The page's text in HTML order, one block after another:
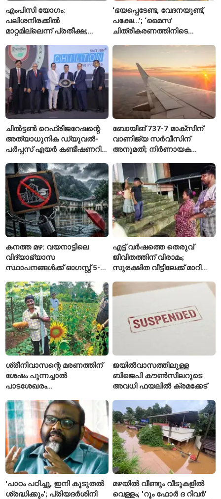
എംപിസി യോഗം:
പലിശനിരക്കിൽ
മാറ്റമില്ലെന്ന് പ്രതീക്ഷ;
ജാഗ്രതയോടെ ആർബിഐ
‘ഭയപ്പെടേണ്ട, വേദനയുണ്ട്,
പക്ഷേ…’; ‘മൈസ’
ചിത്രീകരണത്തിനിടെ
ആദ്യമായി പ്രതികരിച്ച്
രശ്മിക മന്ദാന
ചിൽട്ടൺ റെഫ്രിജറേഷന്റെ
അത്യാധുനിക ഡ്യുവൽ-
പർപ്പസ് എയർ കണ്ടീഷണറിന്
പുരസ്‌കാരം
ബോയിങ് 737-7 മാക്‌സിന്
വാണിജ്യ സർവീസിന്
അനുമതി; നിർണായക
എഫ്എഎ
കനത്ത മഴ: വയനാട്ടിലെ
വിദ്യാഭ്യാസ
സ്ഥാപനങ്ങൾക്ക് ഓഗസ്റ്റ് 5-ന്
എട്ട് വർഷത്തെ തെരുവ്
ജീവിതത്തിന് വിരാമം;
സുരക്ഷിത വീട്ടിലേക്ക് മാറി
ശ്രീനിവാസന്റെ മരണത്തിന്
ശേഷം പുന്നച്ചാൽ
പാടശേഖരം
കർഷകർ
ജയിൽവാസത്തിലുള്ള
ബിജെപി കൗൺസിലറുടെ
അവധി ഫയലിൽ ക്രമക്കേട്
'പാഠം പഠിച്ചു, ഇനി കൂടുതൽ
ശ്രദ്ധിക്കും'; പ്രിയദർശിനി
മഴയിൽ വീണ്ടും വീടുകളിൽ
വെള്ളം; 'റൂം ഫോർ ദ റിവർ'